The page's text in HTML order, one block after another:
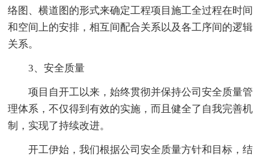
络图、横道图的形式来确定工程项目施工全过程在时间
和空间上的安排，相互间配合关系以及各工序间的逻辑
关系。
3、安全质量
项目自开工以来，始终贯彻并保持公司安全质量管
理体系，不仅得到有效的实施，而且健全了自我完善机
制，实现了持续改进。
开工伊始，我们根据公司安全质量方针和目标，结